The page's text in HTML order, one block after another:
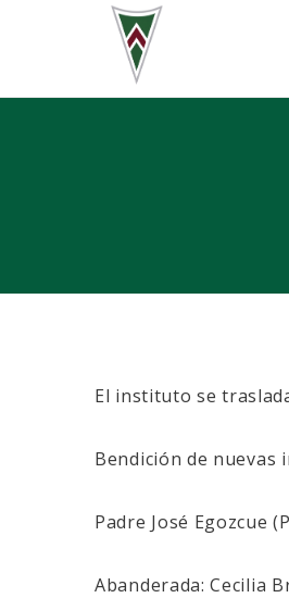
El instituto se
Bendición de nuevas
Padre José Egozcue
Abanderada: Cecilia